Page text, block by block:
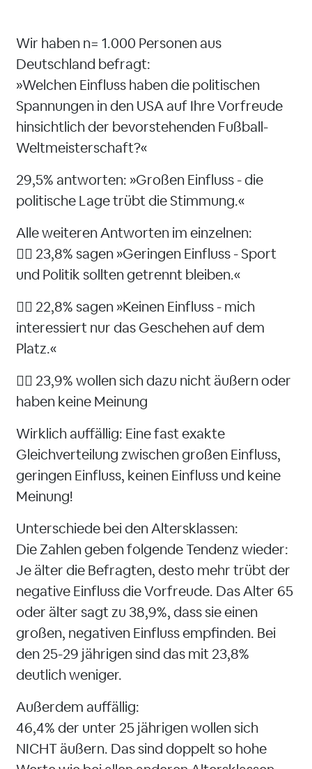
Wir haben n= 1.000 Personen aus
Deutschland befragt:
»Welchen Einfluss haben die politischen
Spannungen in den USA auf Ihre Vorfreude
hinsichtlich der bevorstehenden Fußball-
Weltmeisterschaft?«
29,5% antworten: »Großen Einfluss - die
politische Lage trübt die Stimmung.«
Alle weiteren Antworten im einzelnen:
👉🏻 23,8% sagen »Geringen Einfluss - Sport
und Politik sollten getrennt bleiben.«
👉🏻 22,8% sagen »Keinen Einfluss - mich
interessiert nur das Geschehen auf dem
Platz.«
👉🏻 23,9% wollen sich dazu nicht äußern oder
haben keine Meinung
Wirklich auffällig: Eine fast exakte
Gleichverteilung zwischen großen Einfluss,
geringen Einfluss, keinen Einfluss und keine
Meinung!
Unterschiede bei den Altersklassen:
Die Zahlen geben folgende Tendenz wieder:
Je älter die Befragten, desto mehr trübt der
negative Einfluss die Vorfreude. Das Alter 65
oder älter sagt zu 38,9%, dass sie einen
großen, negativen Einfluss empfinden. Bei
den 25-29 jährigen sind das mit 23,8%
deutlich weniger.
Außerdem auffällig:
46,4% der unter 25 jährigen wollen sich
NICHT äußern. Das sind doppelt so hohe